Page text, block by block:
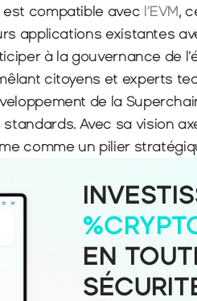
compatible avec l’EVM,
applications existantes
à la gouvernance de
citoyens et experts
de la
Avec sa vision
comme un pilier
EN